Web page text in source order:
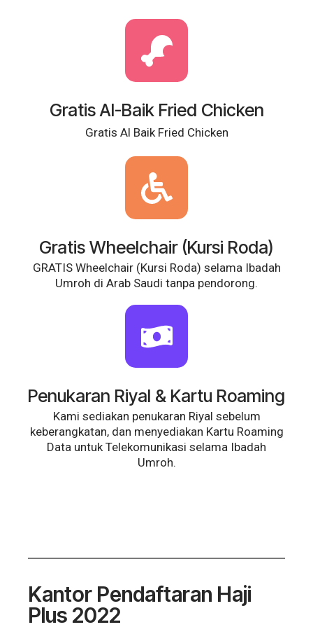
Gratis Al-Baik Fried Chicken
Gratis Al Baik Fried Chicken
Gratis Wheelchair (Kursi Roda)
GRATIS Wheelchair (Kursi Roda) selama Ibadah
Umroh di Arab Saudi tanpa pendorong.
Penukaran Riyal & Kartu Roaming
Kami sediakan penukaran Riyal sebelum
keberangkatan, dan menyediakan Kartu Roaming
Data untuk Telekomunikasi selama Ibadah
Umroh.
Kantor Pendaftaran Haji
Plus 2022